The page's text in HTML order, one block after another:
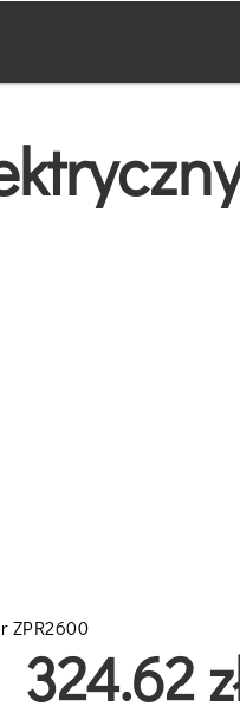
ZPR2600
324.62